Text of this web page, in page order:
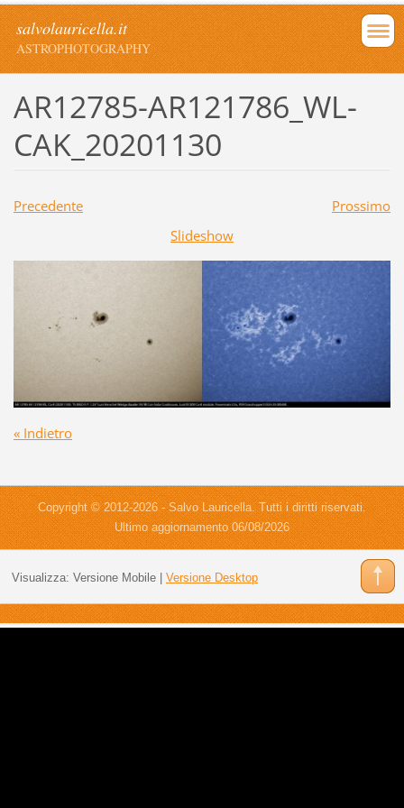
salvolauricella.it
ASTROPHOTOGRAPHY
AR12785-AR121786_WL-
CAK_20201130
Precedente
Prossimo
Slideshow
« Indietro
Copyright © 2012-2026 - Salvo Lauricella. Tutti i diritti riservati.
Ultimo aggiornamento 06/08/2026
Visualizza: Versione Mobile| Versione Desktop